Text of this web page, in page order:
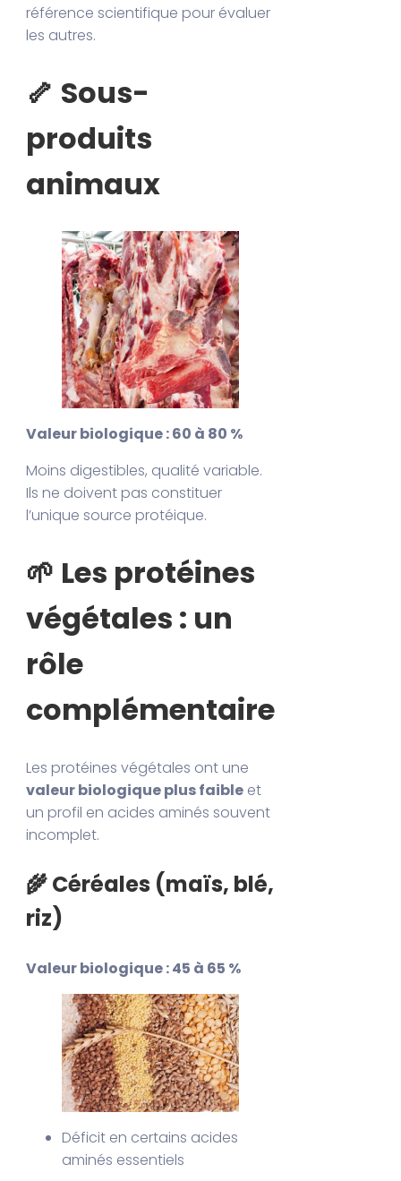
référence scientifique pour évaluer
les autres.
🦴 Sous-
produits
animaux
Valeur biologique : 60 à 80 %
Moins digestibles, qualité variable.
Ils ne doivent pas constituer
l’unique source protéique.
🌱 Les protéines
végétales : un
rôle
complémentaire
Les protéines végétales ont une
valeur biologique plus faible et
un profil en acides aminés souvent
incomplet.
🌾 Céréales (maïs, blé,
riz)
Valeur biologique : 45 à 65 %
Déficit en certains acides
aminés essentiels